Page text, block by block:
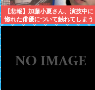
【悲報】加藤小夏さん、演技中に
惚れた俳優について触れてしまう